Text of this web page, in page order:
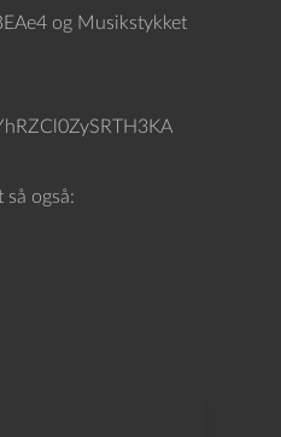
og Musikstykket
også: